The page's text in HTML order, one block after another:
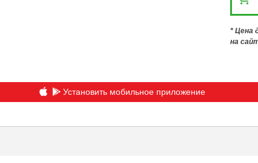
* Цена
на
Установить мобильное приложение